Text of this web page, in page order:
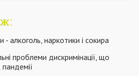
- алкоголь, наркотики і сокира
проблеми дискримінації, що